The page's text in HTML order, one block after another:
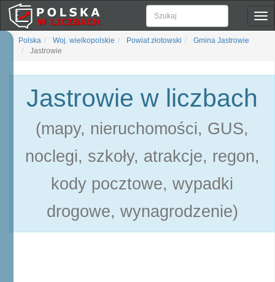
Polska Woj. wielkopolskie Powiat złotowski
Gmina Jastrowie
Jastrowie
Jastrowie w liczbach
(mapy, nieruchomości, GUS,
noclegi, szkoły, atrakcje, regon,
kody pocztowe, wypadki
drogowe, wynagrodzenie)